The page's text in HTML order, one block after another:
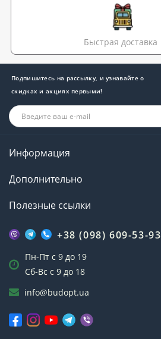
Быстрая доставка
Подпишитесь на рассылку, и узнавайте о
скидках и акциях первыми!
Информация
Дополнительно
Полезные ссылки
+38 (098) 609-53-93
Пн-Пт с 9 до 19
Сб-Вс с 9 до 18
info@budopt.ua